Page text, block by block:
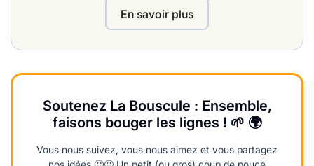
En savoir plus
Soutenez La Bouscule : Ensemble,
faisons bouger les lignes ! 🌱 🌍
Vous nous suivez, vous nous aimez et vous partagez